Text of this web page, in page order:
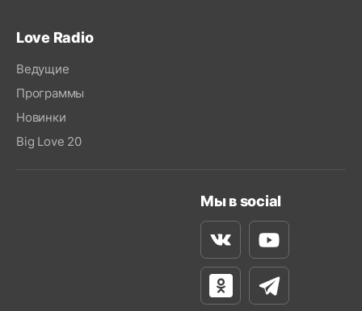
Love Radio
Ведущие
Программы
Новинки
Big Love 20
Мы в social
ВконтактеYoutube
Одноклассники
Телеграм